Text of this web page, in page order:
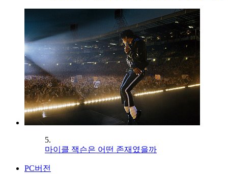
5.
마이클 잭슨은 어떤 존재였을까
PC버전